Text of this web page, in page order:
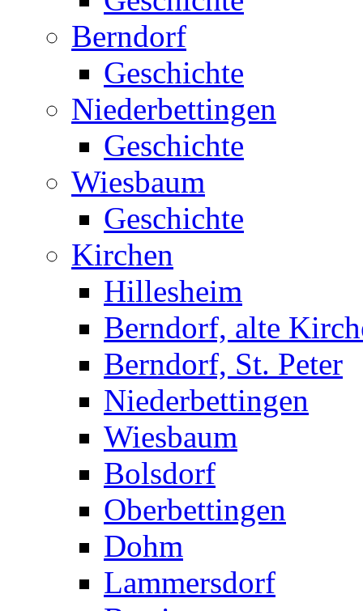
Berndorf
Geschichte
Niederbettingen
Geschichte
Wiesbaum
Geschichte
Kirchen
Hillesheim
Berndorf, alte
Berndorf, St. Peter
Niederbettingen
Wiesbaum
Bolsdorf
Oberbettingen
Dohm
Lammersdorf